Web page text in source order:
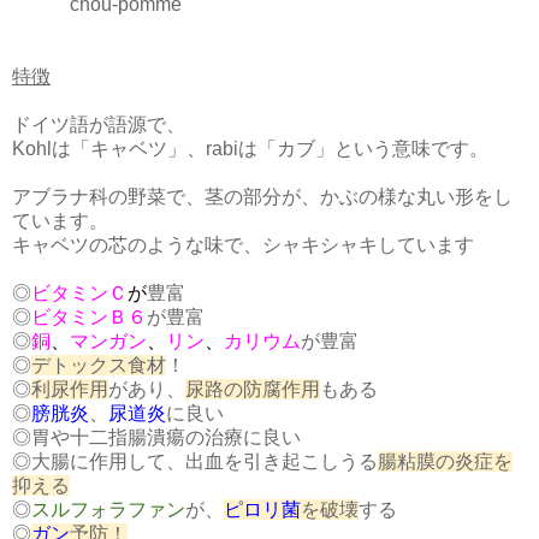
特徴
ドイツ語が語源で、
Kohlは「キャベツ」、rabiは「カブ」という意味です。
アブラナ科の野菜で、茎の部分が、かぶの様な丸い形をし
ています。
キャベツの芯のような味で、シャキシャキしています
◎ビタミンＣ が豊富
◎ビタミンＢ６ が豊富
◎銅 マンガン リン カリウムが豊富
◎デトックス食材 ！
◎利尿作用 があり、 尿路の防腐作用 もある
◎膀胱炎 尿道炎に良い
◎胃や十二指腸潰瘍の治療に良い
◎大腸に作用して、出血を引き起こしうる 腸粘膜の炎症を
抑える
◎スルフォラファンが、 ピロリ菌を破壊する
◎ガン予防！